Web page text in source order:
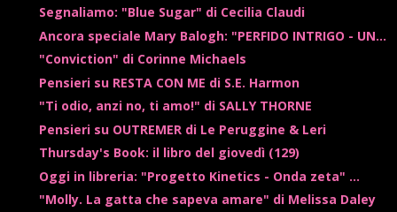
Segnaliamo: "Blue Sugar" di Cecilia Claudi
Ancora speciale Mary Balogh: "PERFIDO INTRIGO - UN...
"Conviction" di Corinne Michaels
Pensieri su RESTA CON ME di S.E. Harmon
"Ti odio, anzi no, ti amo!" di SALLY THORNE
Pensieri su OUTREMER di Le Peruggine & Leri
Thursday's Book: il libro del giovedì (129)
Oggi in libreria: "Progetto Kinetics - Onda zeta" ...
"Molly. La gatta che sapeva amare" di Melissa Daley